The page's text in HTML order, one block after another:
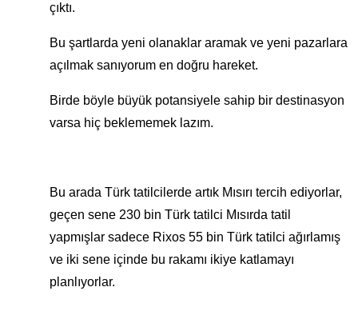
çıktı.
Bu şartlarda yeni olanaklar aramak ve yeni pazarlara
açılmak sanıyorum en doğru hareket.
Birde böyle büyük potansiyele sahip bir destinasyon
varsa hiç beklememek lazım.
Bu arada Türk tatilcilerde artık Mısırı tercih ediyorlar,
geçen sene 230 bin Türk tatilci Mısırda tatil
yapmışlar sadece Rixos 55 bin Türk tatilci ağırlamış
ve iki sene içinde bu rakamı ikiye katlamayı
planlıyorlar.